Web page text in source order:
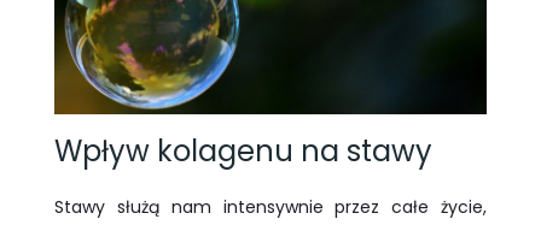
Wpływ kolagenu na stawy
Stawy służą nam intensywnie przez całe życie,